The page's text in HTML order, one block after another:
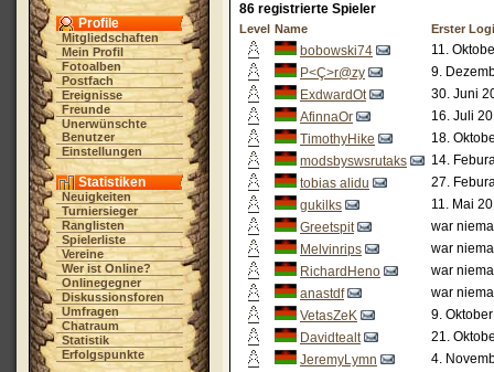
Profile
Mitgliedschaften
Mein Profil
Fotoalben
Postfach
Ereignisse
Freunde
Unerwünschte
Benutzer
Einstellungen
Statistiken
Neuigkeiten
Turniersieger
Ranglisten
Spielerliste
Vereine
Wer ist Online?
Onlinegegner
Diskussionsforen
Umfragen
Chatraum
Statistik
Erfolgspunkte
86 registrierte Spieler
Level Name Erster
bobowski74
11.
P<Ç>r@zy
9.
ExdwardOt
30. Juni
AfinnaOr
16. Juli
TimothyHike
18.
modsbyswsrutaks
14.
tobias alidu
27.
gukilks
11. Mai
Greetspit
war
Melvinrips
war
RichardHeno
war
anastdf
war
VetasZeK
9.
Davidtealt
21.
JeremyLymn
4.